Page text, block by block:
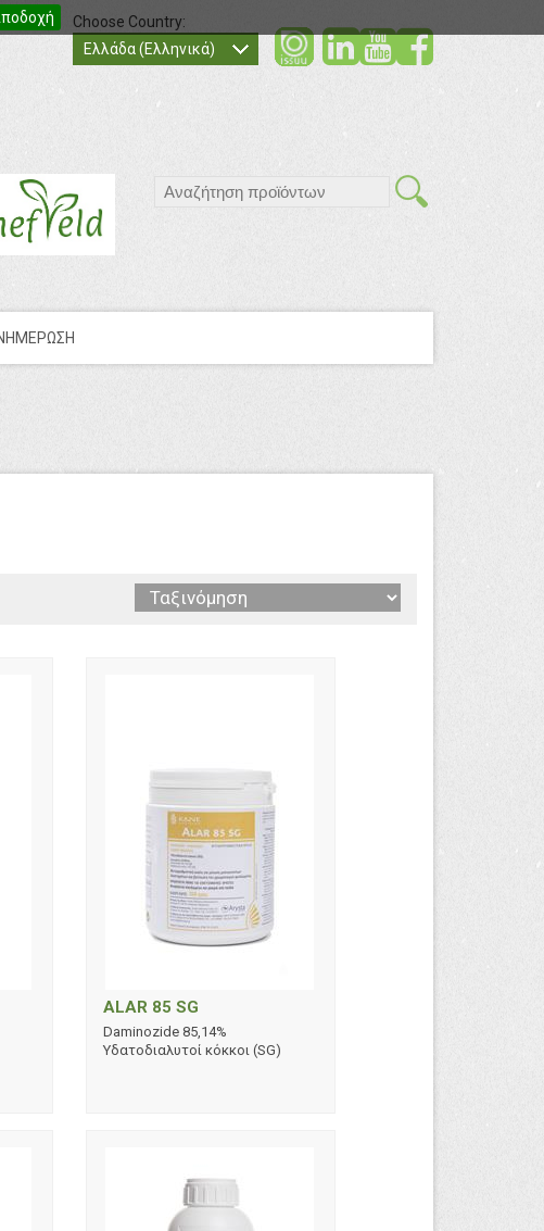
social
social
Choose Country:
Ελλάδα (Ελληνικά)
search
ALAR 85 SG
Daminozide 85,14%
Υδατοδιαλυτοί κόκκοι (SG)